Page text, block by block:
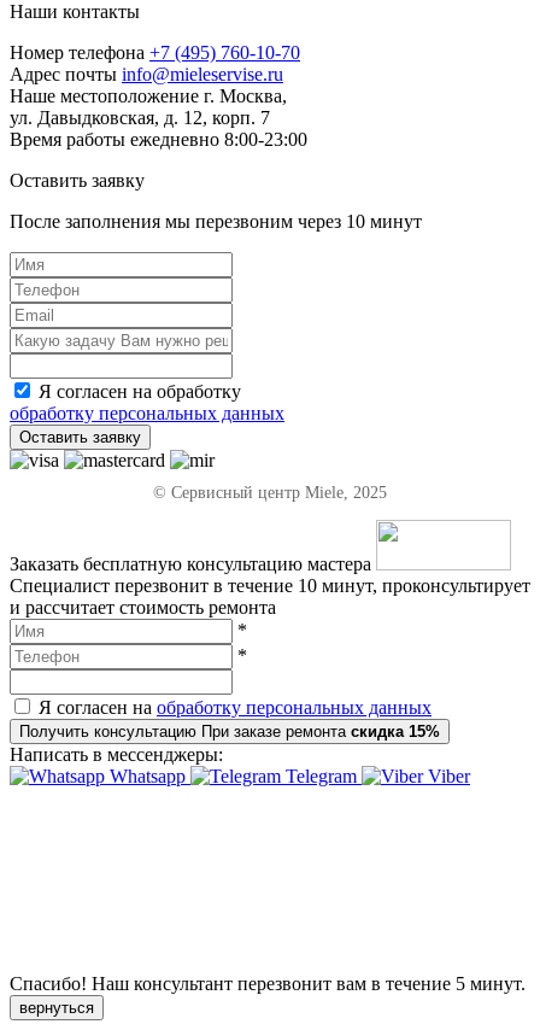
Наши контакты
Номер телефона +7 (495) 760-10-70
Адрес почты info@mieleservise.ru
Наше местоположение г. Москва,
ул. Давыдковская, д. 12, корп. 7
Время работы eжедневно 8:00-23:00
Оставить заявку
После заполнения мы перезвоним через 10 минут
Я согласен на обработку
обработку персональных данных
Оставить заявку
© Сервисный центр Miele, 2025
Заказать бесплатную консультацию мастера
Специалист перезвонит в течение 10 минут, проконсультирует
и рассчитает стоимость ремонта
*
*
Я согласен на обработку персональных данных
Получить консультацию При заказе ремонта скидка 15%
Написать в мессенджеры:
Whatsapp
Telegram Viber
Спасибо! Наш консультант перезвонит вам в течение 5 минут.
вернуться